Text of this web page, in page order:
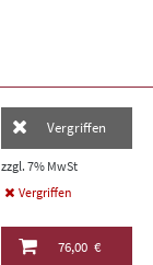
Vergriffen
zzgl. 7% MwSt
Vergriffen
76,00 €